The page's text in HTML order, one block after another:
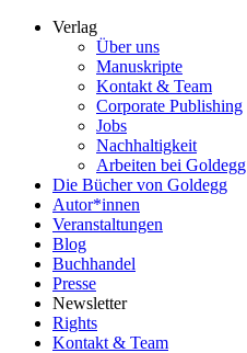
Verlag
Über uns
Manuskripte
Kontakt & Team
Corporate Publishing
Jobs
Nachhaltigkeit
Arbeiten bei Goldegg
Die Bücher von Goldegg
Autor*innen
Veranstaltungen
Blog
Buchhandel
Presse
Newsletter
Rights
Kontakt & Team